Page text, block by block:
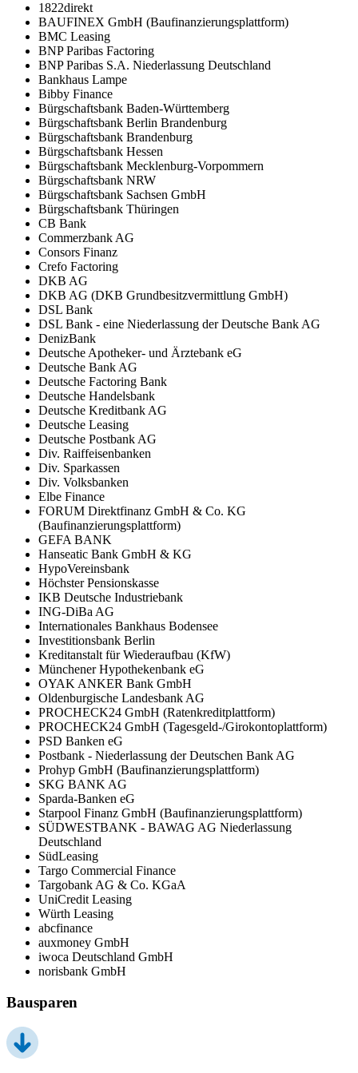
1822direkt
BAUFINEX GmbH (Baufinanzierungsplattform)
BMC Leasing
BNP Paribas Factoring
BNP Paribas S.A. Niederlassung Deutschland
Bankhaus Lampe
Bibby Finance
Bürgschaftsbank Baden-Württemberg
Bürgschaftsbank Berlin Brandenburg
Bürgschaftsbank Brandenburg
Bürgschaftsbank Hessen
Bürgschaftsbank Mecklenburg-Vorpommern
Bürgschaftsbank NRW
Bürgschaftsbank Sachsen GmbH
Bürgschaftsbank Thüringen
CB Bank
Commerzbank AG
Consors Finanz
Crefo Factoring
DKB AG
DKB AG (DKB Grundbesitzvermittlung GmbH)
DSL Bank
DSL Bank - eine Niederlassung der Deutsche Bank AG
DenizBank
Deutsche Apotheker- und Ärztebank eG
Deutsche Bank AG
Deutsche Factoring Bank
Deutsche Handelsbank
Deutsche Kreditbank AG
Deutsche Leasing
Deutsche Postbank AG
Div. Raiffeisenbanken
Div. Sparkassen
Div. Volksbanken
Elbe Finance
FORUM Direktfinanz GmbH & Co. KG
(Baufinanzierungsplattform)
GEFA BANK
Hanseatic Bank GmbH & KG
HypoVereinsbank
Höchster Pensionskasse
IKB Deutsche Industriebank
ING-DiBa AG
Internationales Bankhaus Bodensee
Investitionsbank Berlin
Kreditanstalt für Wiederaufbau (KfW)
Münchener Hypothekenbank eG
OYAK ANKER Bank GmbH
Oldenburgische Landesbank AG
PROCHECK24 GmbH (Ratenkreditplattform)
PROCHECK24 GmbH (Tagesgeld-/Girokontoplattform)
PSD Banken eG
Postbank - Niederlassung der Deutschen Bank AG
Prohyp GmbH (Baufinanzierungsplattform)
SKG BANK AG
Sparda-Banken eG
Starpool Finanz GmbH (Baufinanzierungsplattform)
SÜDWESTBANK - BAWAG AG Niederlassung
Deutschland
SüdLeasing
Targo Commercial Finance
Targobank AG & Co. KGaA
UniCredit Leasing
Würth Leasing
abcfinance
auxmoney GmbH
iwoca Deutschland GmbH
norisbank GmbH
Bausparen